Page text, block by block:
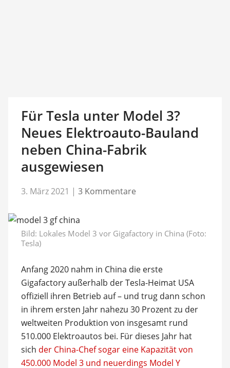
Für Tesla unter Model 3?
Neues Elektroauto-Bauland
neben China-Fabrik
ausgewiesen
3. März 2021 | 3 Kommentare
Bild: Lokales Model 3 vor Gigafactory in China (Foto:
Tesla)
Anfang 2020 nahm in China die erste
Gigafactory außerhalb der Tesla-Heimat USA
offiziell ihren Betrieb auf – und trug dann schon
in ihrem ersten Jahr nahezu 30 Prozent zu der
weltweiten Produktion von insgesamt rund
510.000 Elektroautos bei. Für dieses Jahr hat
sich der China-Chef sogar eine Kapazität von
450.000 Model 3 und neuerdings Model Y